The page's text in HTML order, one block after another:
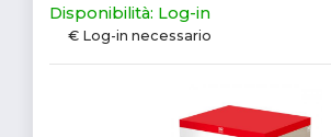
Disponibilità: Log-in
€ Log-in necessario